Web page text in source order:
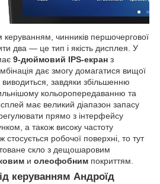
керуванням, чинників першочергової
два — це тип і якість дисплея. У
9-дюймовий IPS-екран з
дає змогу домагатися вищої
виводиться, завдяки збільшенню
кольоропередаванню та
має великий діапазон запасу
прямо з інтерфейсу
а також високу частоту
робочої поверхні, то тут
скло з дещошаровим
и олеофобним покриттям.
керуванням Андроїд